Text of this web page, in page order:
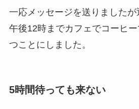
一応メッセージを送りましたが
午後12時までカフェでコーヒ
つことにしました。
5時間待っても来ない